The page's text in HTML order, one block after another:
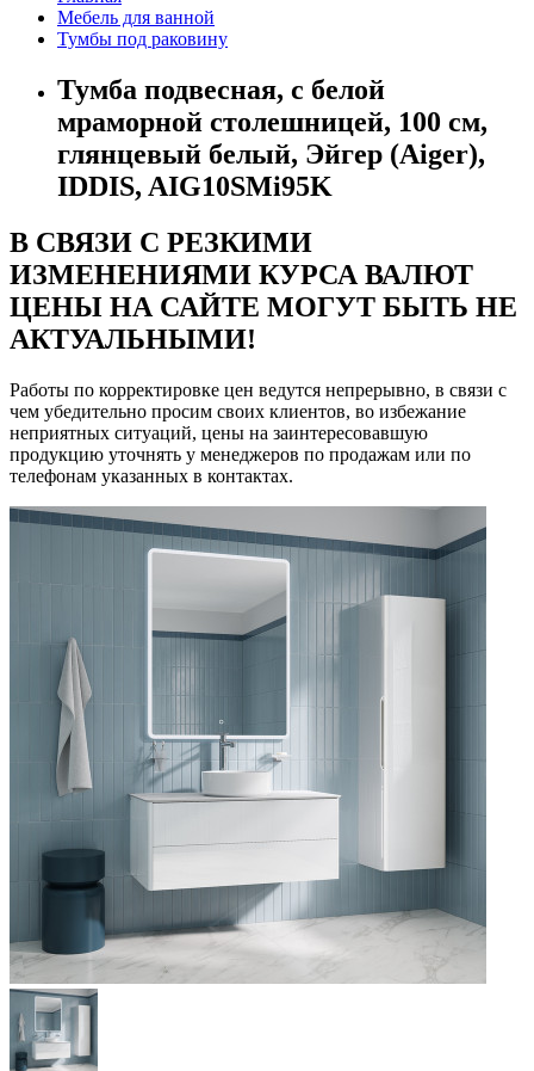
Мебель для ванной
Тумбы под раковину
Тумба подвесная, с белой
мраморной столешницей, 100 см,
глянцевый белый, Эйгер (Aiger),
IDDIS, AIG10SMi95K
В СВЯЗИ С РЕЗКИМИ
ИЗМЕНЕНИЯМИ КУРСА ВАЛЮТ
ЦЕНЫ НА САЙТЕ МОГУТ БЫТЬ НЕ
АКТУАЛЬНЫМИ!
Работы по корректировке цен ведутся непрерывно, в связи с
чем убедительно просим своих клиентов, во избежание
неприятных ситуаций, цены на заинтересовавшую
продукцию уточнять у менеджеров по продажам или по
телефонам указанных в контактах.